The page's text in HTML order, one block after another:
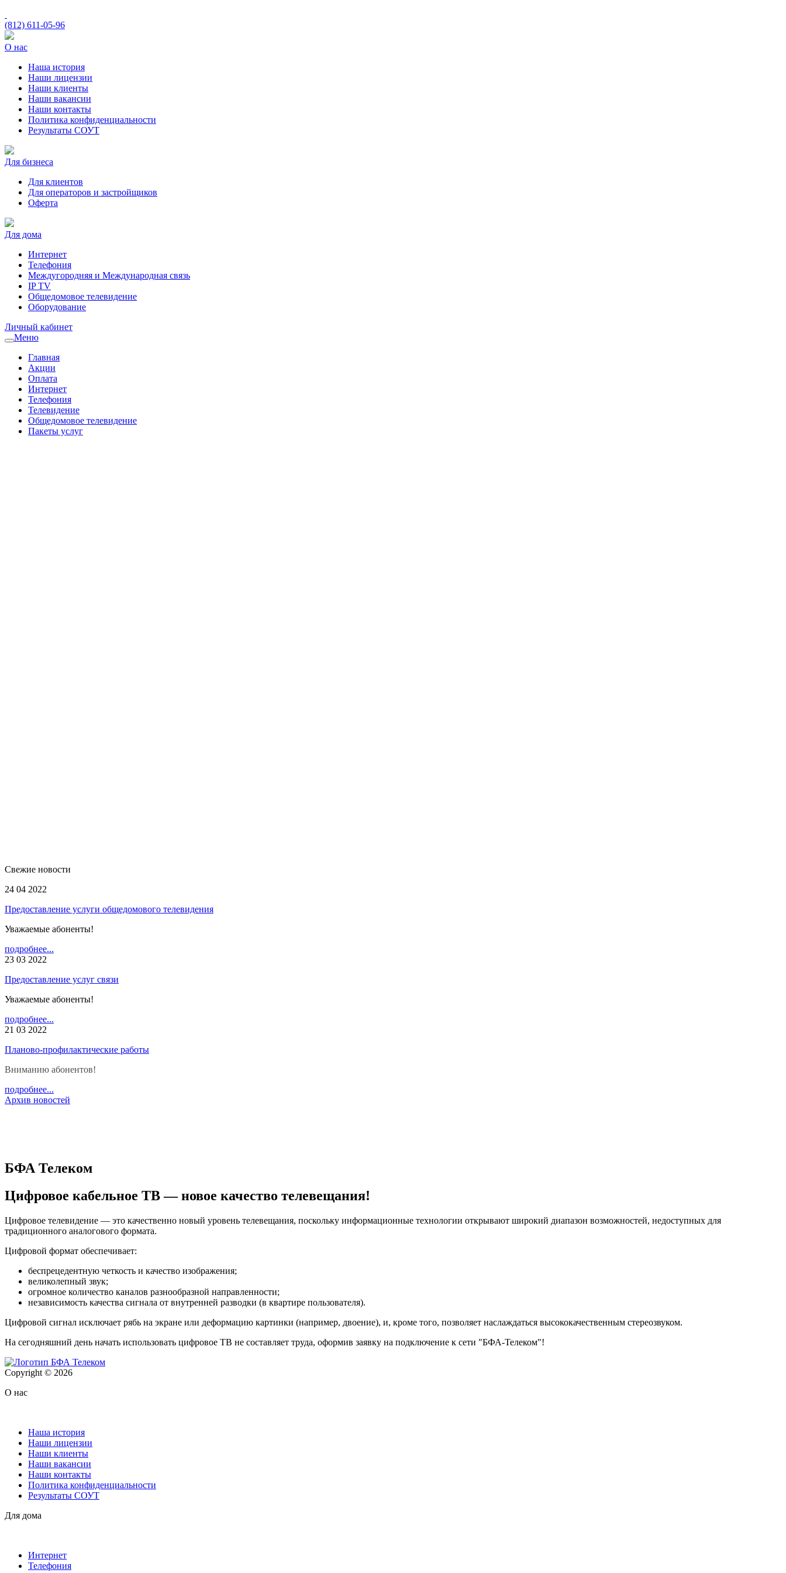
(812) 611-05-96
О нас
Наша история
Наши лицензии
Наши клиенты
Наши вакансии
Наши контакты
Политика конфиденциальности
Результаты СОУТ
Для бизнеса
Для клиентов
Для операторов и застройщиков
Оферта
Для дома
Интернет
Телефония
Междугородняя и Международная связь
IP TV
Общедомовое телевидение
Оборудование
Личный кабинет
Меню
Главная
Акции
Оплата
Интернет
Телефония
Телевидение
Общедомовое телевидение
Пакеты услуг
Свежие новости
24 04 2022
Предоставление услуги общедомового телевидения
Уважаемые абоненты!
подробнее...
23 03 2022
Предоставление услуг связи
Уважаемые абоненты!
подробнее...
21 03 2022
Планово-профилактические работы
Вниманию абонентов!
подробнее...
Архив новостей
БФА Телеком
Цифровое кабельное ТВ — новое качество телевещания!
Цифровое телевидение — это качественно новый уровень телевещания, поскольку информационные технологии открывают широкий диапазон возможностей, недоступных для
традиционного аналогового формата.
Цифровой формат обеспечивает:
беспрецедентную четкость и качество изображения;
великолепный звук;
огромное количество каналов разнообразной направленности;
независимость качества сигнала от внутренней разводки (в квартире пользователя).
Цифровой сигнал исключает рябь на экране или деформацию картинки (например, двоение), и, кроме того, позволяет наслаждаться высококачественным стереозвуком.
На сегодняшний день начать использовать цифровое ТВ не составляет труда, оформив заявку на подключение к сети "БФА-Телеком"!
Copyright © 2026
О нас
Наша история
Наши лицензии
Наши клиенты
Наши вакансии
Наши контакты
Политика конфиденциальности
Результаты СОУТ
Для дома
Интернет
Телефония